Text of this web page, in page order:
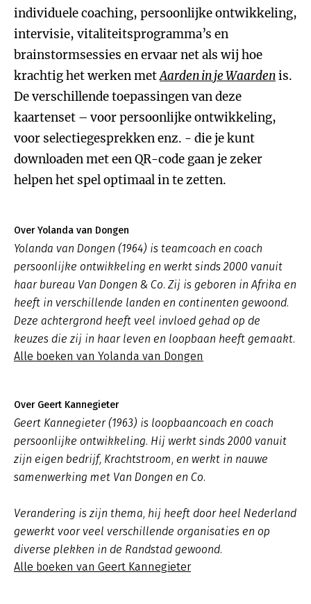
individuele coaching, persoonlijke ontwikkeling,
intervisie, vitaliteitsprogramma’s en
brainstormsessies en ervaar net als wij hoe
krachtig het werken metAarden in je Waardenis.
De verschillende toepassingen van deze
kaartenset – voor persoonlijke ontwikkeling,
voor selectiegesprekken enz. - die je kunt
downloaden met een QR-code gaan je zeker
helpen het spel optimaal in te zetten.
Over Yolanda van Dongen
Yolanda van Dongen (1964) is teamcoach en coach
persoonlijke ontwikkeling en werkt sinds 2000 vanuit
haar bureau Van Dongen & Co. Zij is geboren in Afrika en
heeft in verschillende landen en continenten gewoond.
Deze achtergrond heeft veel invloed gehad op de
keuzes die zij in haar leven en loopbaan heeft gemaakt.
Alle boeken van Yolanda van Dongen
Over Geert Kannegieter
Geert Kannegieter (1963) is loopbaancoach en coach
persoonlijke ontwikkeling. Hij werkt sinds 2000 vanuit
zijn eigen bedrijf, Krachtstroom, en werkt in nauwe
samenwerking met Van Dongen en Co.
Verandering is zijn thema, hij heeft door heel Nederland
gewerkt voor veel verschillende organisaties en op
diverse plekken in de Randstad gewoond.
Alle boeken van Geert Kannegieter